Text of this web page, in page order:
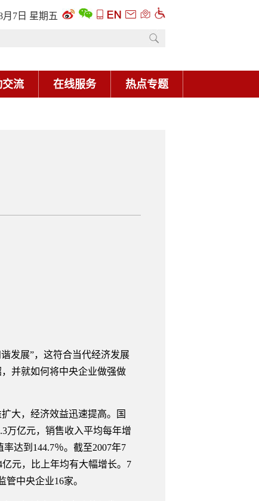
月7日 星期五
交流 在线服务 热点专题
发展”，这符合当代经济发展
并就如何将中央企业做强做
大，经济效益迅速提高。国
万亿元，销售收入平均每年增
达到144.7％。截至2007年7
元，比上年均有大幅增长。7
中央企业16家。